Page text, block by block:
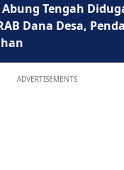
Tengah
Dana Desa,
ADVERTISEMENTS